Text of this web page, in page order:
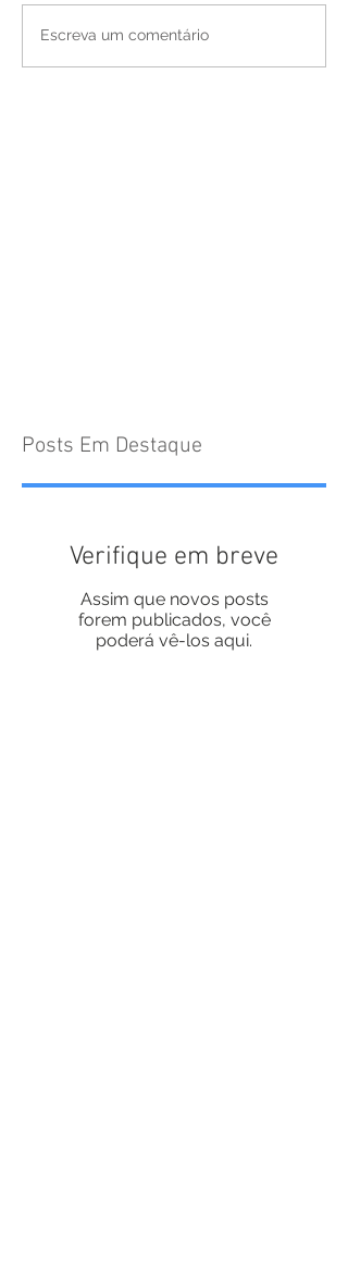
Escreva um comentário
Posts Em Destaque
Verifique em breve
Assim que novos posts
forem publicados, você
poderá vê-los aqui.